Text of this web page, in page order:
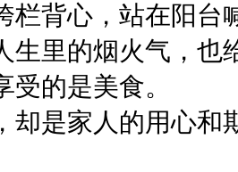
栏背心，站在阳台
生里的烟火气，也
的是美食。
却是家人的用心和